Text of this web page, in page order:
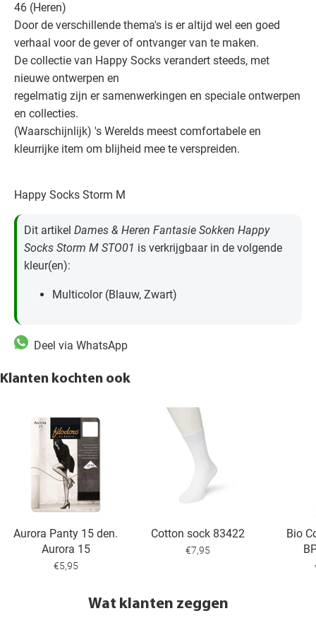
46 (Heren)
Door de verschillende thema's is er altijd wel een goed
verhaal voor de gever of ontvanger van te maken.
De collectie van Happy Socks verandert steeds, met
nieuwe ontwerpen en
regelmatig zijn er samenwerkingen en speciale ontwerpen
en collecties.
(Waarschijnlijk) 's Werelds meest comfortabele en
kleurrijke item om blijheid mee te verspreiden.
Happy Socks Storm M
Dit artikel Dames & Heren Fantasie Sokken Happy
Socks Storm M STO01 is verkrijgbaar in de volgende
kleur(en):
Multicolor (Blauw, Zwart)
Deel via WhatsApp
Klanten kochten ook
Aurora Panty 15 den.
Aurora 15
€5,95
Cotton sock 83422
€7,95
Bio
Wat klanten zeggen